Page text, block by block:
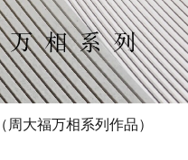
（周大福万相系列作品）